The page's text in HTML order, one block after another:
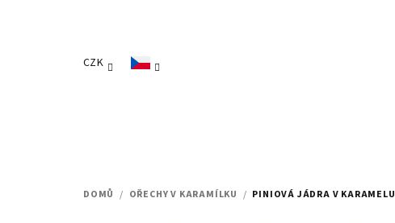
CZK
DOMŮ / OŘECHY V KARAMÍLKU / PINIOVÁ JÁDRA V KARAMELU